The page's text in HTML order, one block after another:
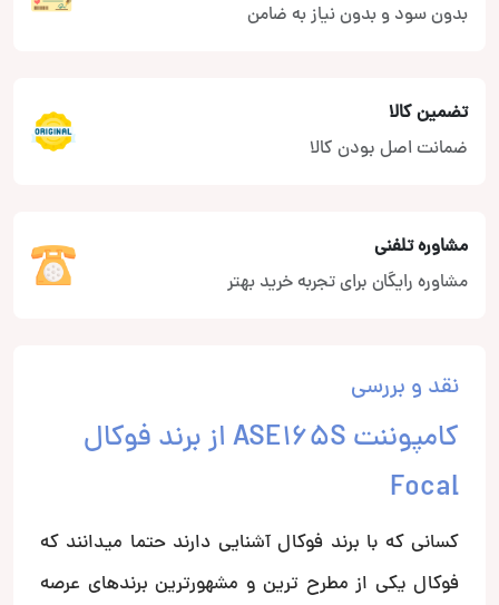
بدون سود و بدون نیاز به ضامن
تضمین کالا
ضمانت اصل بودن کالا
مشاوره تلفنی
مشاوره رایگان برای تجربه خرید بهتر
نقد و بررسی
کامپوننت ASE165S از برند فوکال
Focal
کسانی که با برند فوکال آشنایی دارند حتما میدانند که
فوکال یکی از مطرح ترین و مشهورترین برندهای عرصه